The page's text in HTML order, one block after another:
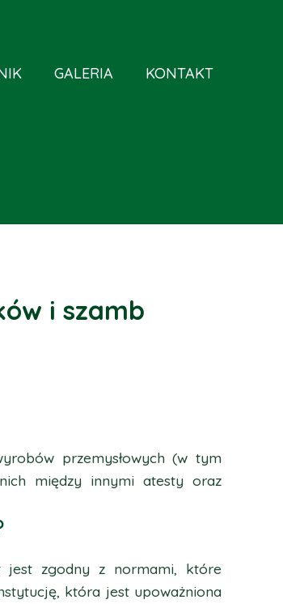
GALERIA KONTAKT
i szamb
przemysłowych (w tym
między innymi atesty oraz
jest zgodny z normami, które
która jest upoważniona